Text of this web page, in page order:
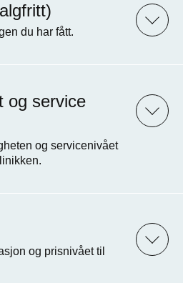
du har fått.
og service
og servicenivået
og prisnivået til